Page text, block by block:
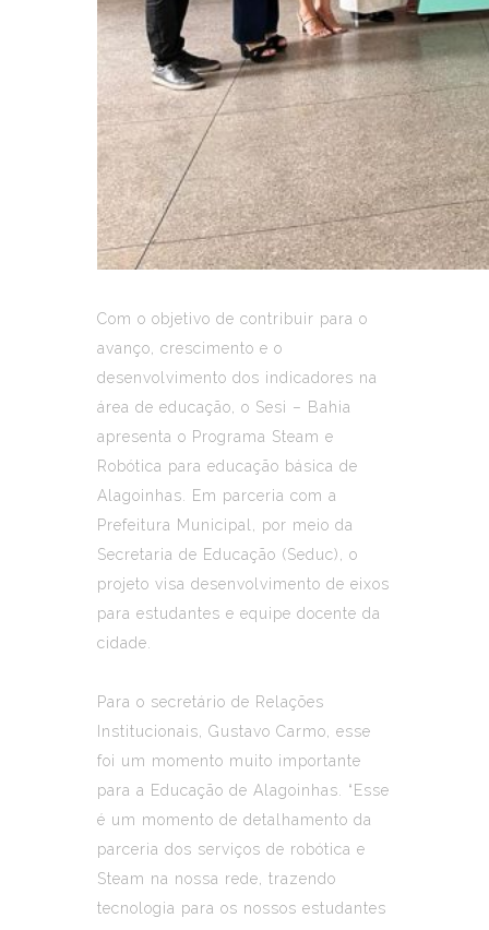
Com o objetivo de contribuir para o
avanço, crescimento e o
desenvolvimento dos indicadores na
área de educação, o Sesi – Bahia
apresenta o Programa Steam e
Robótica para educação básica de
Alagoinhas. Em parceria com a
Prefeitura Municipal, por meio da
Secretaria de Educação (Seduc), o
projeto visa desenvolvimento de eixos
para estudantes e equipe docente da
cidade.
Para o secretário de Relações
Institucionais, Gustavo Carmo, esse
foi um momento muito importante
para a Educação de Alagoinhas. “Esse
é um momento de detalhamento da
parceria dos serviços de robótica e
Steam na nossa rede, trazendo
tecnologia para os nossos estudantes